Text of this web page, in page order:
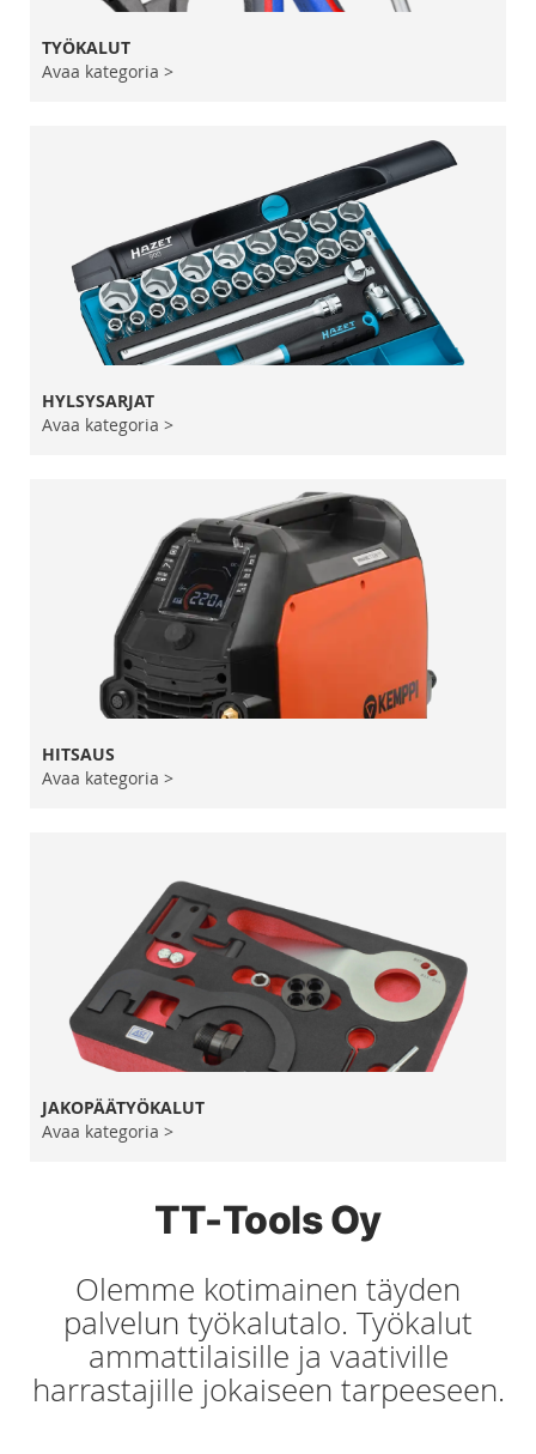
TYÖKALUT
Avaa kategoria >
HYLSYSARJAT
Avaa kategoria >
HITSAUS
Avaa kategoria >
JAKOPÄÄTYÖKALUT
Avaa kategoria >
TT-Tools Oy
Olemme kotimainen täyden
palvelun työkalutalo. Työkalut
ammattilaisille ja vaativille
harrastajille jokaiseen tarpeeseen.